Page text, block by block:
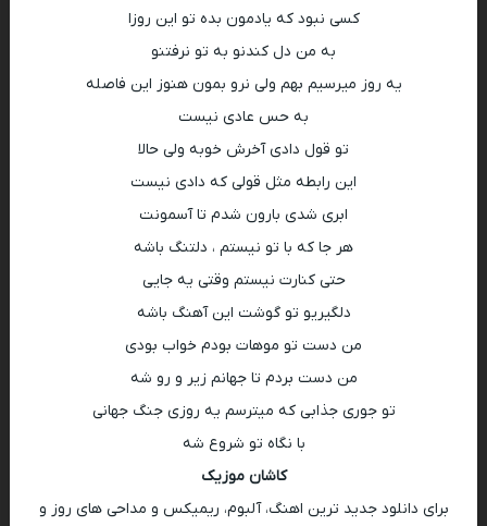
کسی نبود که یادمون بده تو این روزا
به من دل کندنو به تو نرفتنو
یه روز میرسیم بهم ولی نرو بمون هنوز این فاصله
به حس عادی نیست
تو قول دادی آخرش خوبه ولی حالا
این رابطه مثل قولی که دادی نیست
ابری شدی بارون شدم تا آسمونت
هر جا که با تو نیستم ، دلتنگ باشه
حتی کنارت نیستم وقتی یه جایی
دلگیریو تو گوشت این آهنگ باشه
من دست تو موهات بودم خواب بودی
من دست بردم تا جهانم زیر و رو شه
تو جوری جذابی که میترسم یه روزی جنگ جهانی
با نگاه تو شروع شه
کاشان موزیک
برای دانلود جدید ترین اهنگ، آلبوم، ریمیکس و مداحی های روز و